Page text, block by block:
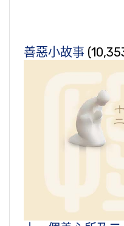
善惡小故事